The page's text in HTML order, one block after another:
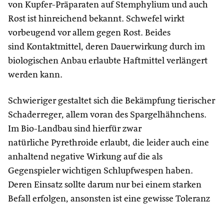
von Kupfer-Präparaten auf Stemphylium und auch
Rost ist hinreichend bekannt. Schwefel wirkt
vorbeugend vor allem gegen Rost. Beides
sind Kontaktmittel, deren Dauerwirkung durch im
biologischen Anbau erlaubte Haftmittel verlängert
werden kann.
Schwieriger gestaltet sich die Bekämpfung tierischer
Schaderreger, allem voran des Spargelhähnchens.
Im Bio-Landbau sind hierfür zwar
natürliche Pyrethroide erlaubt, die leider auch eine
anhaltend negative Wirkung auf die als
Gegenspieler wichtigen Schlupfwespen haben.
Deren Einsatz sollte darum nur bei einem starken
Befall erfolgen, ansonsten ist eine gewisse Toleranz